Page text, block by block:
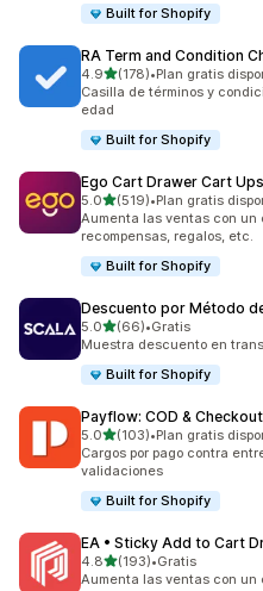
Built for Shopify
RA Term and Condition
4.9de 5 estrellas
(178)
178 reseñas en total
•Plan gratis
Casilla de términos y
edad
Built for Shopify
Ego Cart Drawer Cart
5.0de 5 estrellas
(519)
519 reseñas en total
•Plan gratis
Aumenta las ventas con un
recompensas, regalos, etc.
Built for Shopify
Descuento por Método
5.0de 5 estrellas
(66)
66 reseñas en total
•Gratis
Muestra descuento en
Built for Shopify
Payflow: COD &
5.0de 5 estrellas
(103)
103 reseñas en total
•Plan gratis
Cargos por pago contra
validaciones
Built for Shopify
EA • Sticky Add to Cart
4.8de 5 estrellas
(193)
193 reseñas en total
•Gratis
Aumenta las ventas con